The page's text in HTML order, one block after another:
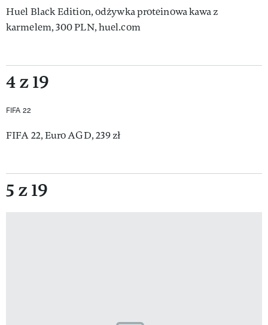
Huel Black Edition, odżywka proteinowa kawa z
karmelem, 300 PLN, huel.com
4 z 19
FIFA 22
FIFA 22, Euro AGD, 239 zł
5 z 19